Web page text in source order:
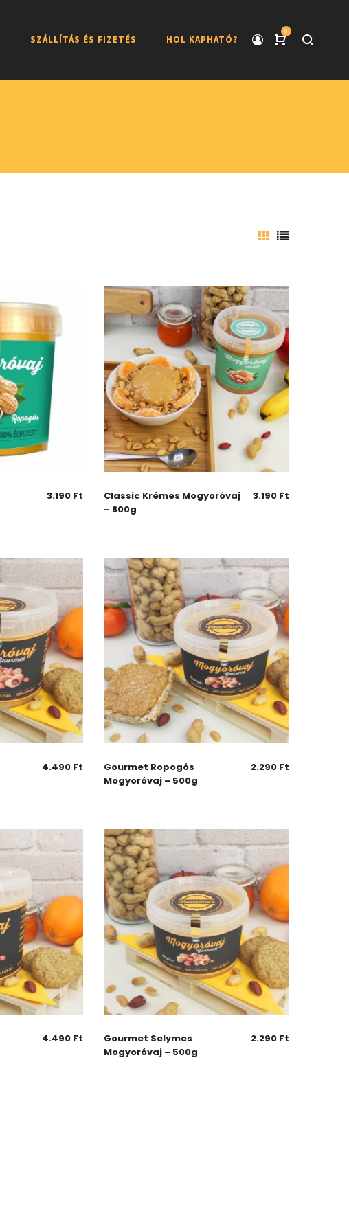
0
SZÁLLÍTÁS ÉS FIZETÉS HOL KAPHATÓ?
3.190 Ft
Classic Krémes Mogyoróvaj
– 800g
3.190 Ft
4.490 Ft
Gourmet Ropogós
Mogyoróvaj – 500g
2.290 Ft
4.490 Ft
Gourmet Selymes
Mogyoróvaj – 500g
2.290 Ft